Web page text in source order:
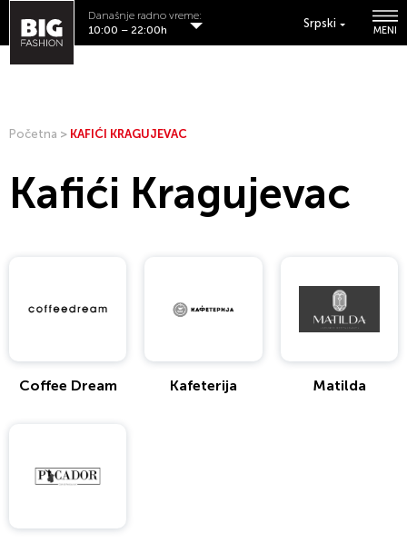
Srpski
MENI
Današnje radno vreme:
10:00 – 22:00h
Početna > KAFIĆI KRAGUJEVAC
Kafići Kragujevac
Coffee Dream Kafeterija Matilda